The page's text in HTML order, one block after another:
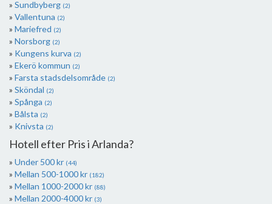
Sundbyberg (2)
Vallentuna (2)
Mariefred (2)
Norsborg (2)
Kungens kurva (2)
Ekerö kommun (2)
Farsta stadsdelsområde (2)
Sköndal (2)
Spånga (2)
Bålsta (2)
Knivsta (2)
Hotell efter Pris i Arlanda?
Under 500 kr (44)
Mellan 500-1000 kr (182)
Mellan 1000-2000 kr (88)
Mellan 2000-4000 kr (3)